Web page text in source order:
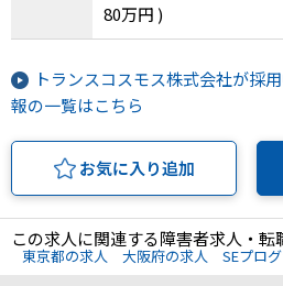
80万円 )
トランスコスモス株式会社が採
報の一覧はこちら
お気に入り追加
この求人に関連する障害者求人・転
東京都の求人 大阪府の求人 SEプロ